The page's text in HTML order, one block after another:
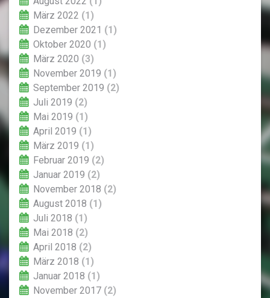
März 2022 (1)
Dezember 2021 (1)
Oktober 2020 (1)
März 2020 (3)
November 2019 (1)
September 2019 (2)
Juli 2019 (2)
Mai 2019 (1)
April 2019 (1)
März 2019 (1)
Februar 2019 (2)
Januar 2019 (2)
November 2018 (2)
August 2018 (1)
Juli 2018 (1)
Mai 2018 (2)
April 2018 (2)
März 2018 (1)
Januar 2018 (1)
November 2017 (2)